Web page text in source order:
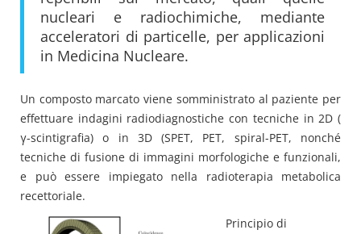
nucleari e radiochimiche, mediante
acceleratori di particelle, per applicazioni
in Medicina Nucleare.
Un composto marcato viene somministrato al paziente per
effettuare indagini radiodiagnostiche con tecniche in 2D (
γ-scintigrafia) o in 3D (SPET, PET, spiral-PET, nonché
tecniche di fusione di immagini morfologiche e funzionali,
e può essere impiegato nella radioterapia metabolica
recettoriale.
Principio di